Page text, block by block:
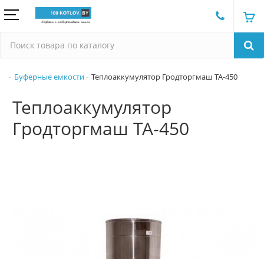
Буферные емкости Теплоаккумулятор Гродторгмаш ТА-450
Теплоаккумулятор
Гродторгмаш ТА-450